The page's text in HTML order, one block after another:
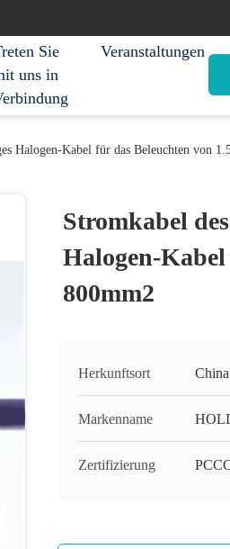
Sie
uns in
Veranstaltungen
Halogen-Kabel für das Beleuchten von
Stromkabel
Halogen-
800mm2
Herkunftsort China
Markenname
Zertifizierung